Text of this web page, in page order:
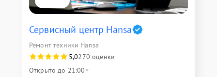
Сервисный центр Hansa
Ремонт техники Hansa
5,0270 оценки
Открыто до 21:00